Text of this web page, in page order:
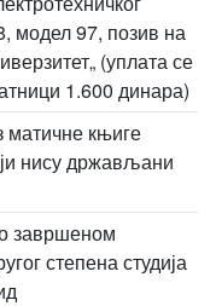
модел 97, позив на
(уплата се
1.600 динара)
матичне књиге
нису држављани
завршеном
степена студија